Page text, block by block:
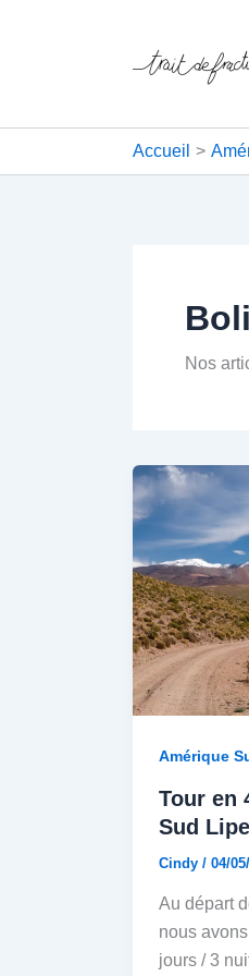
Accueil
Nos
Amérique
Tour en
Sud
Cindy / 04/
Au départ
nous
jours / 3